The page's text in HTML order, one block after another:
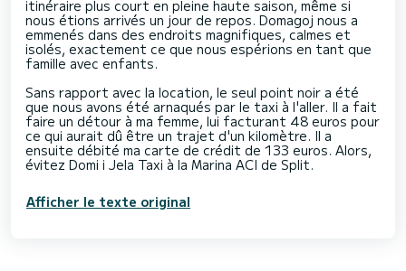
itinéraire plus court en pleine haute saison, même si
nous étions arrivés un jour de repos. Domagoj nous a
emmenés dans des endroits magnifiques, calmes et
isolés, exactement ce que nous espérions en tant que
famille avec enfants.
Sans rapport avec la location, le seul point noir a été
que nous avons été arnaqués par le taxi à l'aller. Il a fait
faire un détour à ma femme, lui facturant 48 euros pour
ce qui aurait dû être un trajet d'un kilomètre. Il a
ensuite débité ma carte de crédit de 133 euros. Alors,
Afficher le texte original